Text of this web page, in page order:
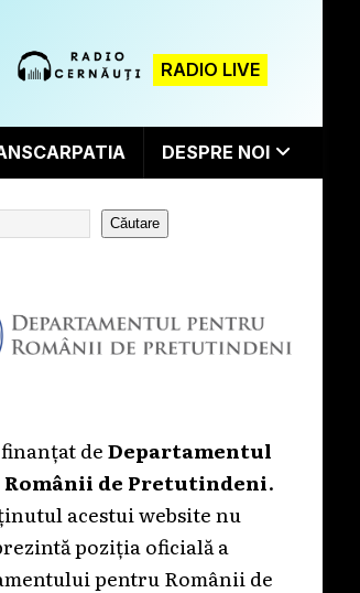
RADIO LIVE
DESPRE NOI
Căutare
deDepartamentul
de Pretutindeni.
acestui website nu
poziția oficială a
pentru Românii de